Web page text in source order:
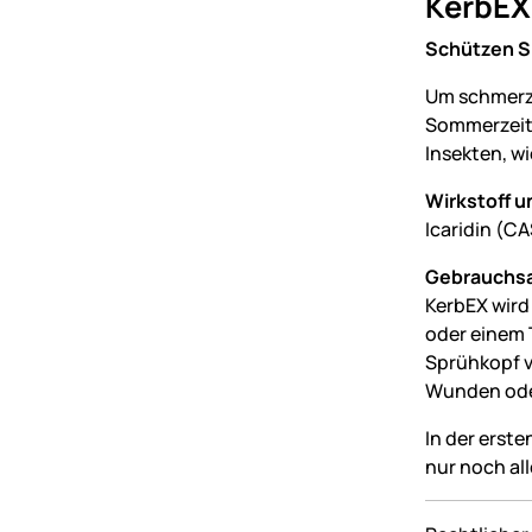
Schützen
Um
Insekten,
Wirkstoff
Icaridin
KerbEX
oder
Sprühkopf
Wunden
In der
nur noch